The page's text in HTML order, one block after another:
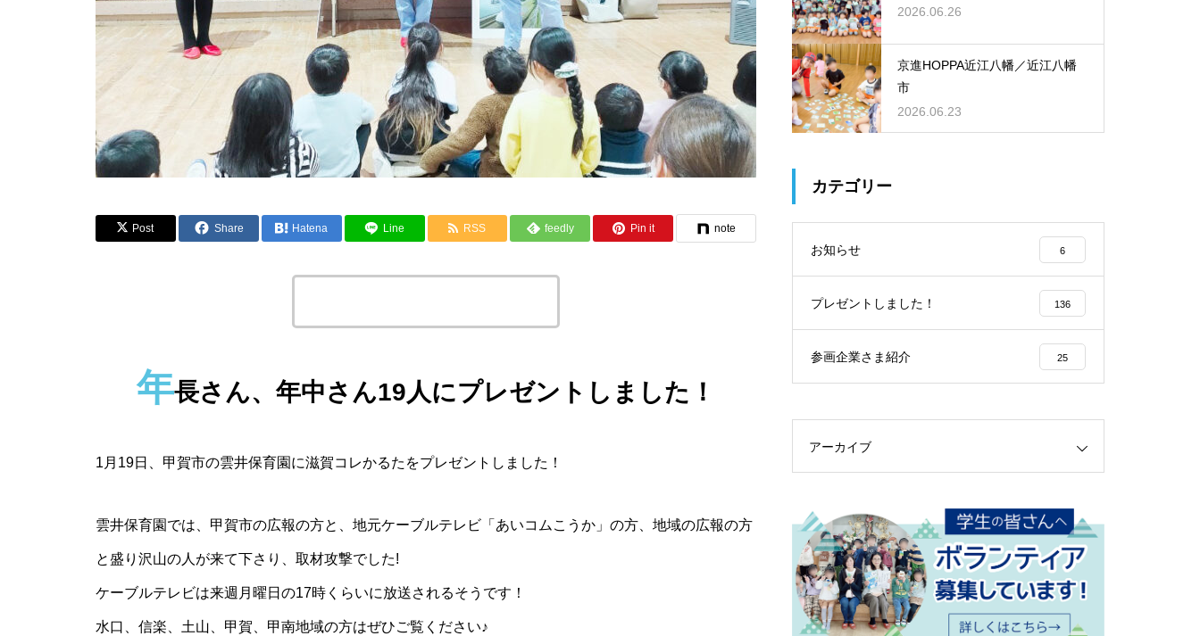
Post Share Hatena Line RSS feedly Pin it note
年長さん、年中さん19人にプレゼントしました！
1月19日、甲賀市の雲井保育園に滋賀コレかるたをプレゼントしました！
雲井保育園では、甲賀市の広報の方と、地元ケーブルテレビ「あいコムこうか」の方、地域の広報の方
と盛り沢山の人が来て下さり、取材攻撃でした!
ケーブルテレビは来週月曜日の17時くらいに放送されるそうです！
水口、信楽、土山、甲賀、甲南地域の方はぜひご覧ください♪
2026.06.26
京進HOPPA近江八幡／近江八幡
市
2026.06.23
カテゴリー
お知らせ 6
プレゼントしました！ 136
参画企業さま紹介 25
アーカイブ